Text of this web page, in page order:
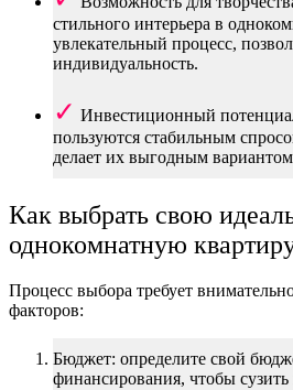
стильного интерьера в
увлекательный процесс,
индивидуальность.
Инвестиционный
пользуются стабильным
делает их выгодным
Как выбрать свою
однокомнатную
Процесс выбора требует
факторов:
Бюджет: определите свой
финансирования, чтобы сузить